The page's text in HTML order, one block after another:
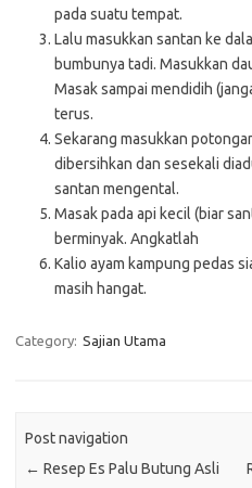
pada suatu tempat.
Lalu masukkan santan ke
bumbunya tadi. Masukkan
Masak sampai mendidih
terus.
Sekarang masukkan
dibersihkan dan sesekali
santan mengental.
Masak pada api kecil (biar
berminyak. Angkatlah
Kalio ayam kampung pedas
masih hangat.
Category: Sajian Utama
Post navigation
← Resep Es Palu Butung Asli